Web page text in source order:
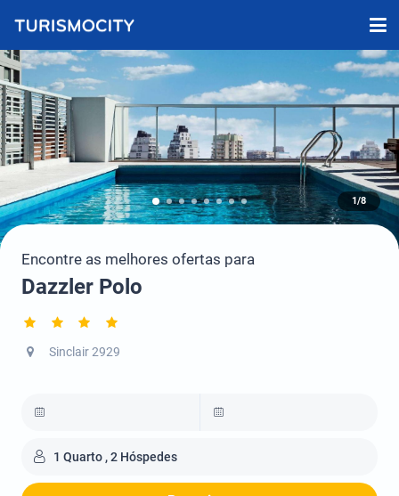
1/8
Encontre as melhores ofertas para
Dazzler Polo
Sinclair 2929
1 Quarto , 2 Hóspedes